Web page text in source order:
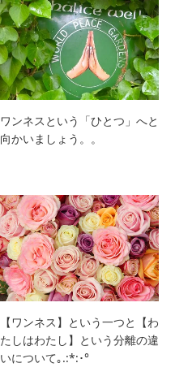
ワンネスという「ひとつ」へと
向かいましょう。。
【ワンネス】という一つと【わ
たしはわたし】という分離の違
いについて｡.:*:･°